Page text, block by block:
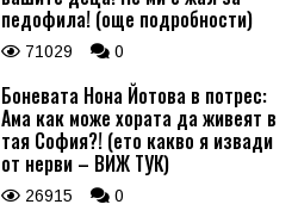
педофила! (още подробности)
71029 0
Боневата Нона Йотова в потрес:
Ама как може хората да живеят в
тая София?! (ето какво я извади
от нерви – ВИЖ ТУК)
26915 0